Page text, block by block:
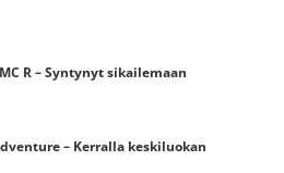
R – Syntynyt sikailemaan
– Kerralla keskiluokan